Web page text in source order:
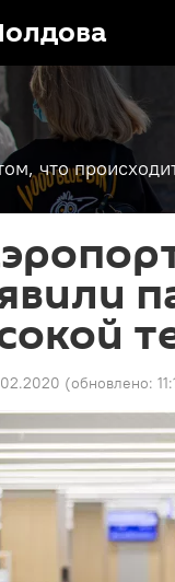
что
(обновлено: